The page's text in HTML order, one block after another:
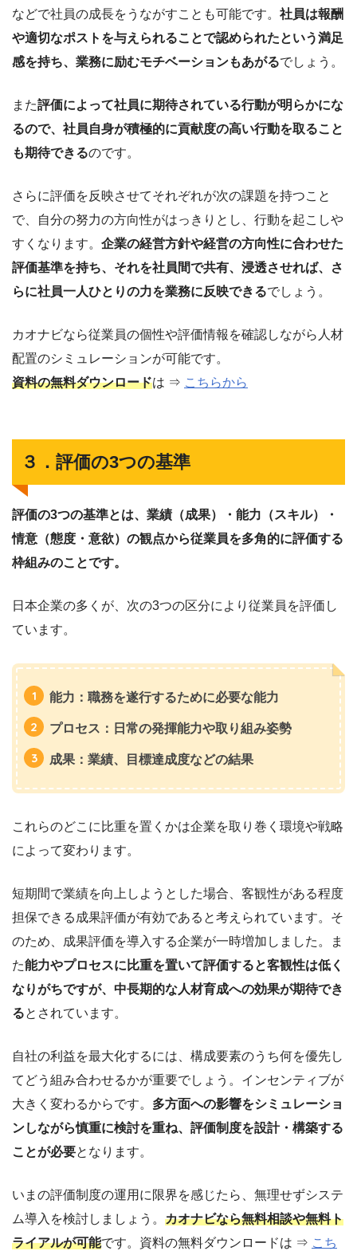
などで社員の成長をうながすことも可能です。 社員は報酬
や適切なポストを与えられることで認められたという満足
感を持ち、業務に励むモチベーションもあがるでしょう。
また評価によって社員に期待されている行動が明らかにな
るので、社員自身が積極的に貢献度の高い行動を取ること
も期待できるのです。
さらに評価を反映させてそれぞれが次の課題を持つこと
で、自分の努力の方向性がはっきりとし、行動を起こしや
すくなります。 企業の経営方針や経営の方向性に合わせた
評価基準を持ち、それを社員間で共有、浸透させれば、さ
らに社員一人ひとりの力を業務に反映できるでしょう。
カオナビなら従業員の個性や評価情報を確認しながら人材
配置のシミュレーションが可能です。
資料の無料ダウンロードは ⇒ こちらから
３．評価の3つの基準
評価の3つの基準とは、業績（成果）・能力（スキル）・
情意（態度・意欲）の観点から従業員を多角的に評価する
枠組みのことです。
日本企業の多くが、次の3つの区分により従業員を評価し
ています。
能力 ：職務を遂行するために必要な能力
プロセス ：日常の発揮能力や取り組み姿勢
成果 ：業績、目標達成度などの結果
これらのどこに比重を置くかは企業を取り巻く環境や戦略
によって変わります。
短期間で業績を向上しようとした場合、客観性がある程度
担保できる成果評価が有効であると考えられています。そ
のため、成果評価を導入する企業が一時増加しました。ま
た能力やプロセスに比重を置いて評価すると客観性は低く
なりがちですが、中長期的な人材育成への効果が期待でき
るとされています。
自社の利益を最大化するには、構成要素のうち何を優先し
てどう組み合わせるかが重要でしょう。インセンティブが
大きく変わるからです。 多方面への影響をシミュレーショ
ンしながら慎重に検討を重ね、評価制度を設計・構築する
ことが必要となります。
いまの評価制度の運用に限界を感じたら、無理せずシステ
ム導入を検討しましょう。 カオナビなら無料相談や無料ト
ライアルが可能です。資料の無料ダウンロードは ⇒ こち